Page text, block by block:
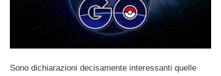
Sono dichiarazioni decisamente interessanti quelle